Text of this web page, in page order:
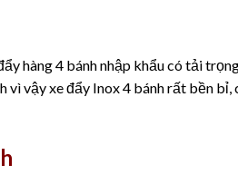
hàng 4 bánh nhập khẩu có tải
vì vậy xe đẩy Inox 4 bánh rất bền